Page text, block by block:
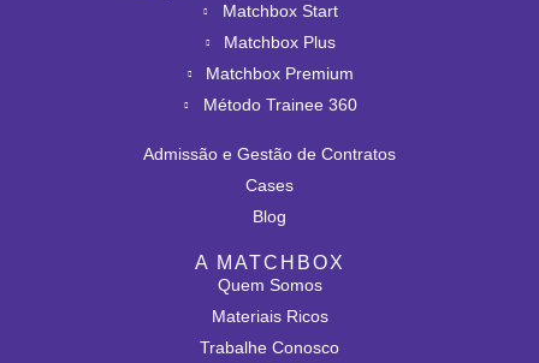
Matchbox Start
Matchbox Plus
Matchbox Premium
Método Trainee 360
Admissão e Gestão de Contratos
Cases
Blog
A MATCHBOX
Quem Somos
Materiais Ricos
Trabalhe Conosco